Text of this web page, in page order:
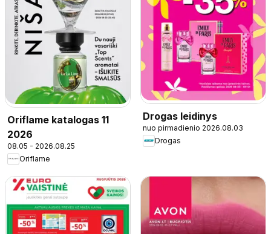
Oriflame katalogas 11
2026
08.05 - 2026.08.25
Oriflame
Drogas leidinys
nuo pirmadienio 2026.08.03
Drogas